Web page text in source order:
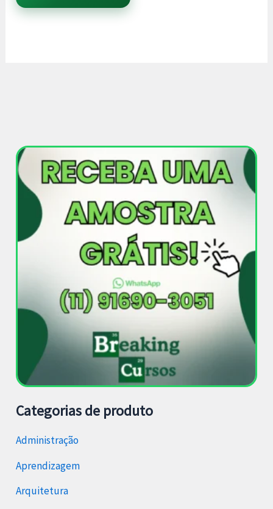
Categorias de produto
Administração
Aprendizagem
Arquitetura